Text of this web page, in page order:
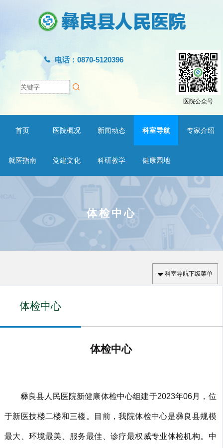
医院公众号
电话：0870-5120396
首页 医院概况 新闻动态 科室导航 专家介绍
就医指南 党建文化 科研教学 健康园地
体检中心
科室导航下级菜单
体检中心
体检中心
彝良县人民医院新健康体检中心组建于2023年06月，位
于新医技楼二楼和三楼。目前，我院体检中心是彝良县规模
最大、环境最美、服务最佳、诊疗最权威专业体检机构。中